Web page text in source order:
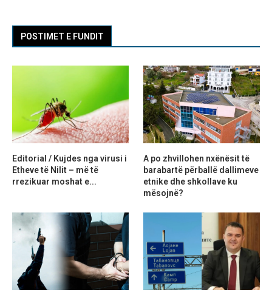
POSTIMET E FUNDIT
Editorial / Kujdes nga virusi i
Etheve të Nilit – më të
rrezikuar moshat e...
A po zhvillohen nxënësit të
barabartë përballë dallimeve
etnike dhe shkollave ku
mësojnë?